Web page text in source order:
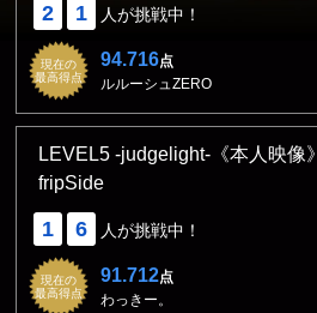
2 1 人が挑戦中！
現在の
最高得点
94.716点
ルルーシュZERO
LEVEL5 -judgelight-《本人映像》
fripSide
1 6 人が挑戦中！
現在の
最高得点
91.712点
わっきー。